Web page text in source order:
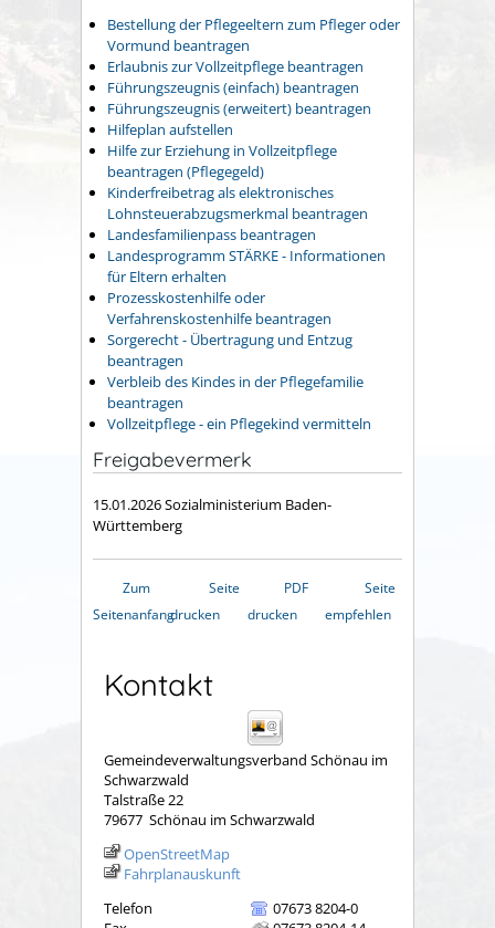
Bestellung der Pflegeeltern zum Pfleger oder
Vormund beantragen
Erlaubnis zur Vollzeitpflege beantragen
Führungszeugnis (einfach) beantragen
Führungszeugnis (erweitert) beantragen
Hilfeplan aufstellen
Hilfe zur Erziehung in Vollzeitpflege
beantragen (Pflegegeld)
Kinderfreibetrag als elektronisches
Lohnsteuerabzugsmerkmal beantragen
Landesfamilienpass beantragen
Landesprogramm STÄRKE - Informationen
für Eltern erhalten
Prozesskostenhilfe oder
Verfahrenskostenhilfe beantragen
Sorgerecht - Übertragung und Entzug
beantragen
Verbleib des Kindes in der Pflegefamilie
beantragen
Vollzeitpflege - ein Pflegekind vermitteln
Freigabevermerk
15.01.2026 Sozialministerium Baden-
Württemberg
Zum
Seitenanfang
Seite
drucken
PDF
drucken
Seite
empfehlen
Kontakt
Gemeindeverwaltungsverband Schönau im
Schwarzwald
Talstraße 22
79677 Schönau im Schwarzwald
OpenStreetMap
Fahrplanauskunft
Telefon
07673 8204-0